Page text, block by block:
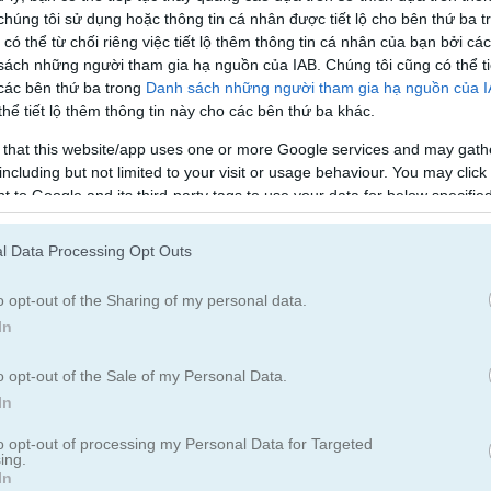
tôi sử dụng hoặc thông tin cá nhân được tiết lộ cho bên thứ ba
thể từ chối riêng việc tiết lộ thêm thông tin cá nhân của bạn bởi
những người tham gia hạ nguồn của IAB. Chúng tôi cũng có thể
bên thứ ba trong Danh sách những người tham gia hạ nguồn của
tiết lộ thêm thông tin này cho các bên thứ ba khác.
that this website/app uses one or more Google services and may
but not limited to your visit or usage behaviour. You may
to Google and its third-party tags to use your data for below
consent section.
Data Processing Opt Outs
opt-out of the Sharing of my personal data.
opt-out of the Sale of my Personal Data.
opt-out of processing my Personal Data for Targeted
Tiểu Thuyết
search
Cách chơi Daily Word Search